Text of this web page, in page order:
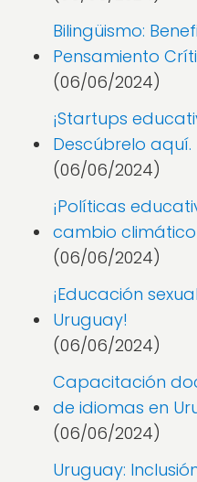
Bilingüismo:
Pensamiento
(06/06/2024)
¡Startups
Descúbrelo aquí.
(06/06/2024)
¡Políticas
cambio
(06/06/2024)
¡Educación
Uruguay!
(06/06/2024)
Capacitación
de idiomas en
(06/06/2024)
Uruguay: